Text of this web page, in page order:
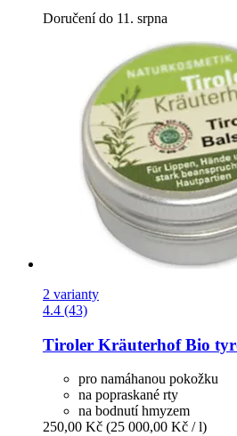
Doručení do 11. srpna
2 varianty
4.4 (43)
Tiroler KräuterhofBio
pro namáhanou pokožku
na popraskané rty
na bodnutí hmyzem
250,00 Kč (25 000,00 Kč / l)